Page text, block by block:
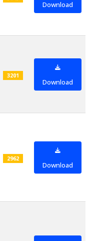
Download
3201
Download
2962
Download